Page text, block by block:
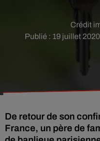
Publié : 19 juillet
Crédit
De retour de son
France, un père de